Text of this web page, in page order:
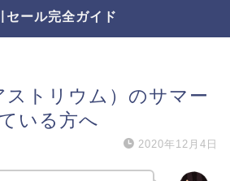
セール完全ガイド
ストリウム）のサマー
いる方へ
2020年12月4日